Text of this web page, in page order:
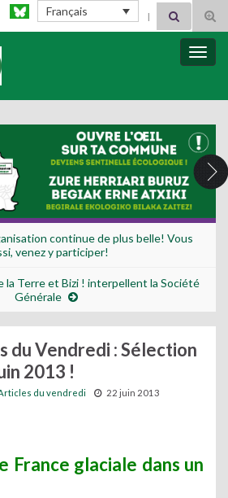
Français Search for:
continue de plus belle! Vous
venez y participer!
la Terre et Bizi ! interpellent la Société
Générale
du Vendredi : Sélection
2013 !
du vendredi
22 juin 2013
France glaciale dans un